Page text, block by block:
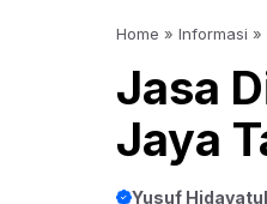
Home » Informasi »
Jasa
Jaya
Yusuf